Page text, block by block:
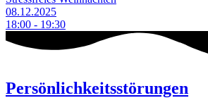
08.12.2025
18:00 - 19:30
Persönlichkeitsstörungen